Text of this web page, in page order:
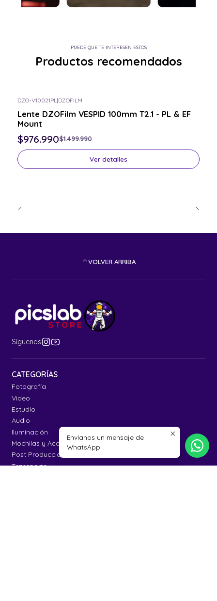
PUEDE QUE TE INTERESEN ESTOS
Productos recomendados
Consulta por el tuyo
DZO-V10021PL|DZOFILM
Lente DZOFilm VESPID 100mm T2.1 - PL & EF
Mount
$976.990$1.499.990
Ver detalles
VOLVER ARRIBA
Síguenos
CATEGORÍAS
Fotografía
Video
Estudio
Audio
Iluminación
Mochilas y Accesorios
Post Producción
Transporte
Envíanos un mensaje de
WhatsApp